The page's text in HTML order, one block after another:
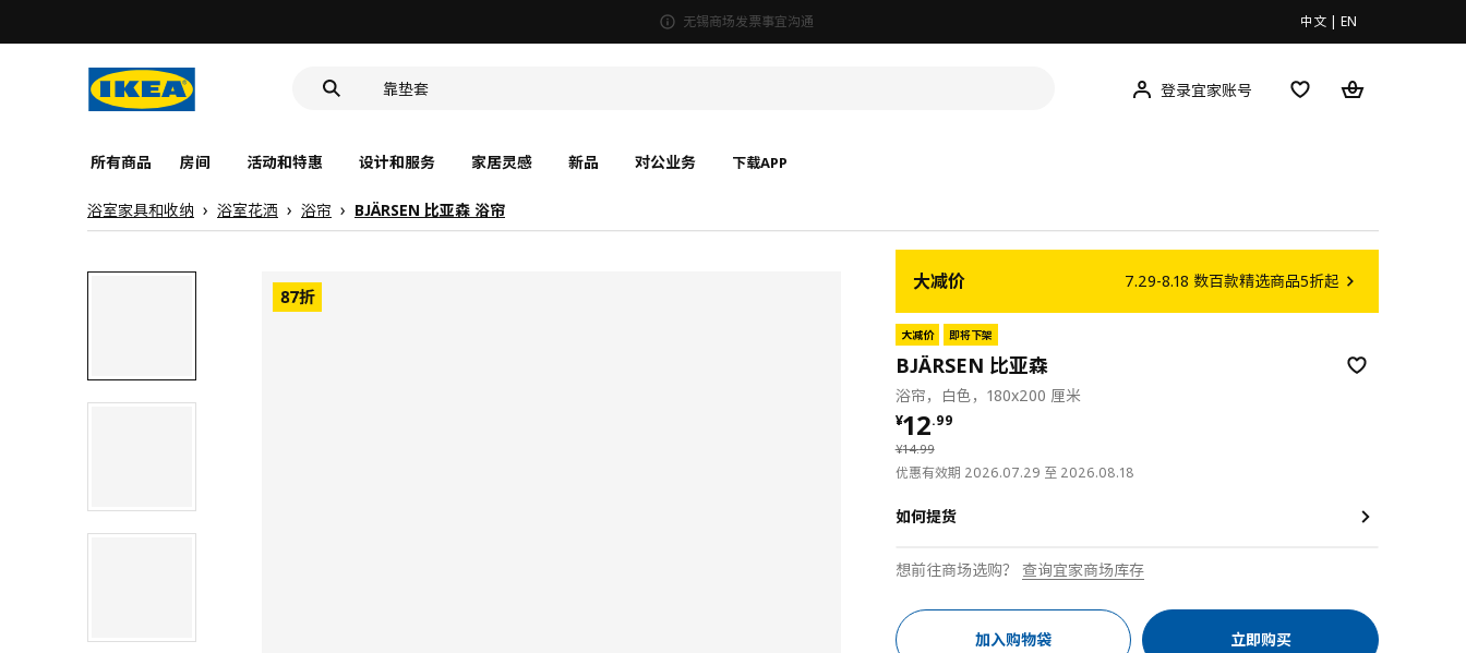
无锡商场发票事宜沟通 中文 | EN
洗脸池
登录宜家账号
所有商品 房间 活动和特惠 设计和服务 家居灵感 新品 对公业务 下载APP
浴室家具和收纳 浴室花洒 浴帘 BJÄRSEN 比亚森 浴帘
大减价 7.29-8.18 数百款精选商品5折起
大减价 即将下架
BJÄRSEN 比亚森
浴帘，白色，180x200 厘米
¥14.99
¥ 14.99
¥12.99
¥ 12.99
优惠有效期 2026.07.29 至 2026.08.18
如何提货
想前往商场选购？ 查询宜家商场库存
加入购物袋 立即购买